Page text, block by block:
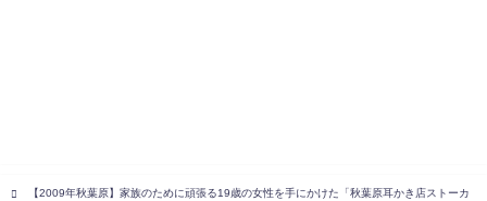
【2009年秋葉原】家族のために頑張る19歳の女性を手にかけた「秋葉原耳かき店ストーカ